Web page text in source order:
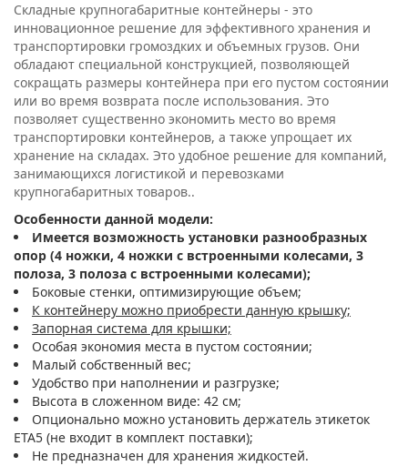
Складные крупногабаритные контейнеры - это
инновационное решение для эффективного хранения и
транспортировки громоздких и объемных грузов. Они
обладают специальной конструкцией, позволяющей
сокращать размеры контейнера при его пустом состоянии
или во время возврата после использования. Это
позволяет существенно экономить место во время
транспортировки контейнеров, а также упрощает их
хранение на складах. Это удобное решение для компаний,
занимающихся логистикой и перевозками
крупногабаритных товаров..
Особенности данной модели:
Имеется возможность установки разнообразных
опор (4 ножки, 4 ножки с встроенными колесами, 3
полоза, 3 полоза с встроенными колесами);
Боковые стенки, оптимизирующие объем;
К контейнеру можно приобрести данную крышку;
Запорная система для крышки;
Особая экономия места в пустом состоянии;
Малый собственный вес;
Удобство при наполнении и разгрузке;
Высота в сложенном виде: 42 см;
Опционально можно установить держатель этикеток
ETA5 (не входит в комплект поставки);
Не предназначен для хранения жидкостей.